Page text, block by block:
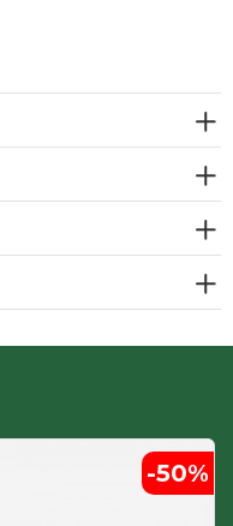
-50%